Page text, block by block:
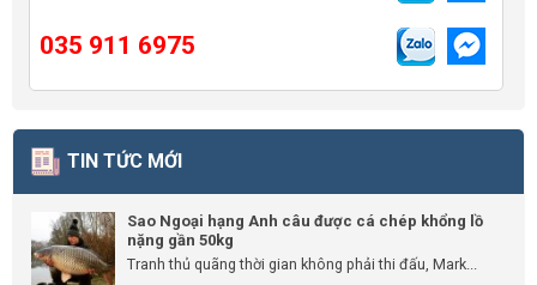
035 911 6975
TIN TỨC MỚI
Sao Ngoại hạng Anh câu được cá chép khổng lồ
nặng gần 50kg
Tranh thủ quãng thời gian không phải thi đấu, Mark...